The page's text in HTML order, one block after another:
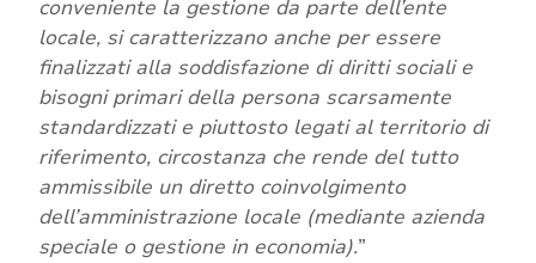
conveniente la gestione da parte dell’ente
locale, si caratterizzano anche per essere
finalizzati alla soddisfazione di diritti sociali e
bisogni primari della persona scarsamente
standardizzati e piuttosto legati al territorio di
riferimento, circostanza che rende del tutto
ammissibile un diretto coinvolgimento
dell’amministrazione locale (mediante azienda
speciale o gestione in economia).”